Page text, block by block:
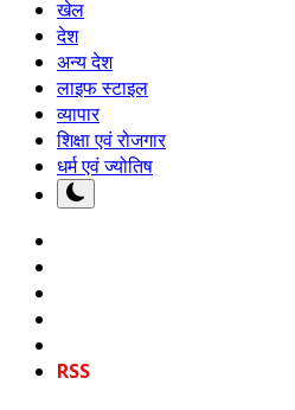
खेल
देश
अन्य देश
लाइफ स्टाइल
व्यापार
शिक्षा एवं रोजगार
धर्म एवं ज्योतिष
RSS